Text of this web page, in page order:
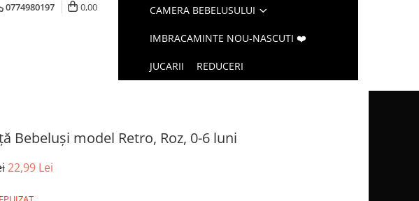
0774980197 0,00 CAMERA BEBELUSULUI
IMBRACAMINTE NOU-NASCUTI ❤️
JUCARII REDUCERI
Bebeluși model Retro, Roz, 0-6 luni
22,99 Lei